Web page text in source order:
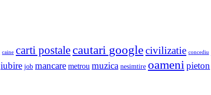
caine carti postale cautari googlecivilizatie concediu
iubire job mancare metrou muzica nesimtire oameni pieton